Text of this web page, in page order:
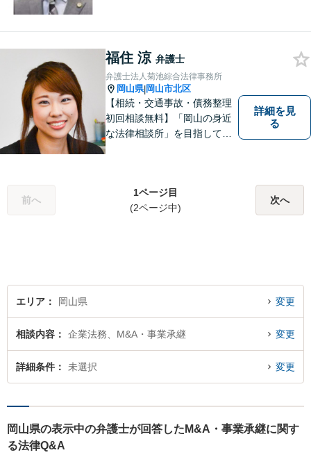
福住 涼 弁護士
弁護士法人菊池綜合法律事務所
岡山県|岡山市北区
【相続・交通事故・債務整理
初回相談無料】「岡山の身近
な法律相談所」を目指してい
んなささいなことでも構いま
せん。お気軽にご相談くださ
詳細を見
る
前へ
1ページ目
(2ページ中)
次へ
エリア 岡山県 変更
相談内容 企業法務、M&A・事業承継 変更
詳細条件 未選択 変更
岡山県の表示中の弁護士が回答したM&A・事業承継に関す
る法律Q&A